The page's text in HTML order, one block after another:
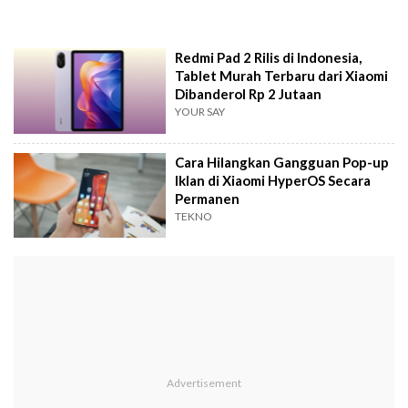
Redmi Pad 2 Rilis di Indonesia,
Tablet Murah Terbaru dari Xiaomi
Dibanderol Rp 2 Jutaan
YOUR SAY
Cara Hilangkan Gangguan Pop-up
Iklan di Xiaomi HyperOS Secara
Permanen
TEKNO